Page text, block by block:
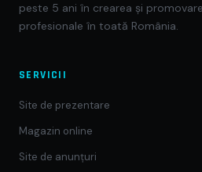
peste 5 ani în crearea și
profesionale în toată România.
SERVICII
Site de prezentare
Magazin online
Site de anunțuri